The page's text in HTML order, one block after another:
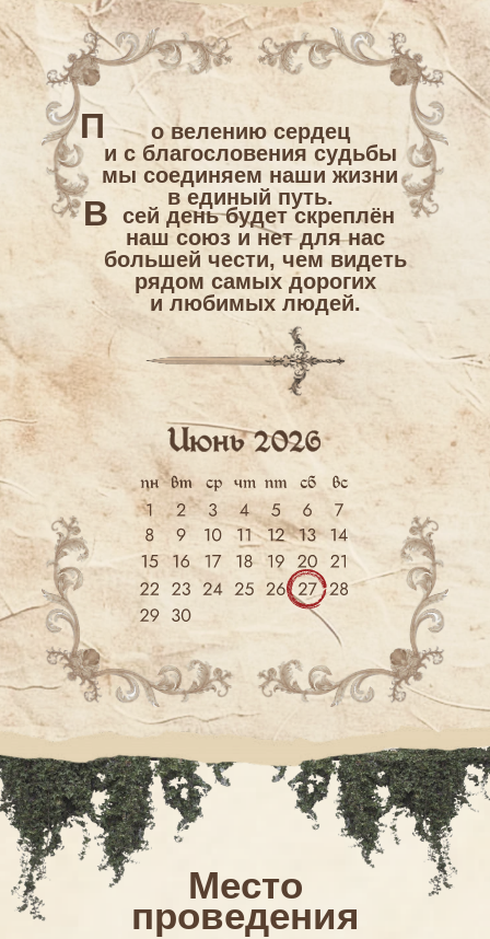
Место
проведения
В
П
сей день будет скреплён
наш союз и нет для нас
большей чести, чем видеть
рядом самых дорогих
и любимых людей.
о велению сердец
и с благословения судьбы
мы соединяем наши жизни
в единый путь.